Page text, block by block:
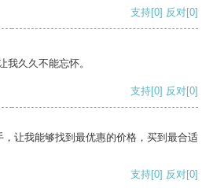
支持[0] 反对[0]
我久久不能忘怀。
支持[0] 反对[0]
让我能够找到最优惠的价格，买到最合适
支持[0] 反对[0]